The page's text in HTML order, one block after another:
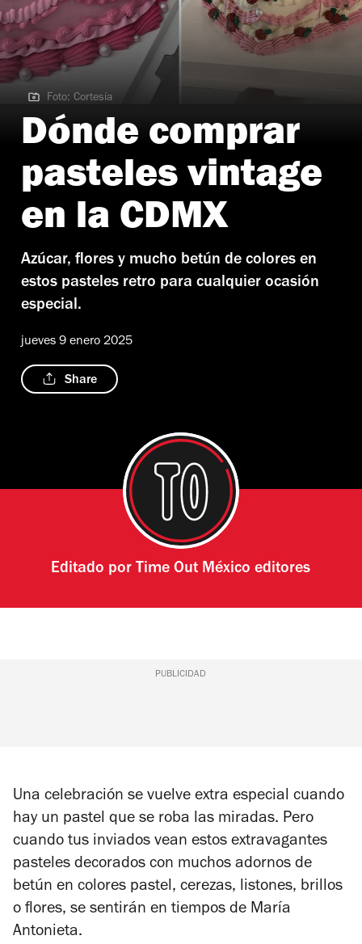
Foto: Cortesía
Foto: Cortesía
Dónde comprar
pasteles vintage
en la CDMX
Azúcar, flores y mucho betún de colores en
estos pasteles retro para cualquier ocasión
especial.
jueves 9 enero 2025
Share
Editado por Time Out México editores
PUBLICIDAD
Una celebración se vuelve extra especial cuando
hay un pastel que se roba las miradas. Pero
cuando tus inviados vean estos extravagantes
pasteles decorados con muchos adornos de
betún en colores pastel, cerezas, listones, brillos
o flores, se sentirán en tiempos de María
Antonieta.